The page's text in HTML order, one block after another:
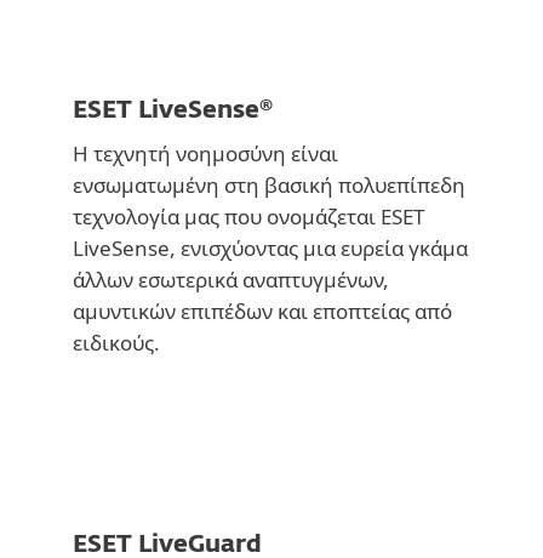
ESET LiveSense®
Η τεχνητή νοημοσύνη είναι
ενσωματωμένη στη βασική πολυεπίπεδη
τεχνολογία μας που ονομάζεται ESET
LiveSense, ενισχύοντας μια ευρεία γκάμα
άλλων εσωτερικά αναπτυγμένων,
αμυντικών επιπέδων και εποπτείας από
ειδικούς.
ESET LiveGuard